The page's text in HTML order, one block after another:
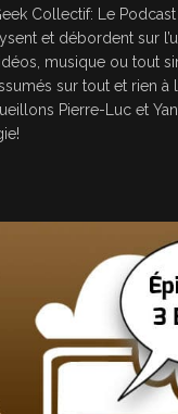
Collectif: Le
et débordent sur
musique ou tout
sur tout et rien à
Pierre-Luc et